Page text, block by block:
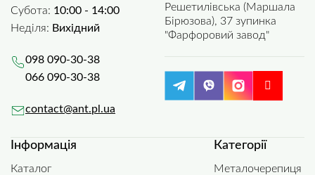
Субота: 10:00 - 14:00
Неділя: Вихідний
098 090-30-38
066 090-30-38
contact@ant.pl.ua
Інформація
Каталог
Категорії
Металочерепиця
Решетилівська (Маршала
Бірюзова), 37 зупинка
"Фарфоровий завод"